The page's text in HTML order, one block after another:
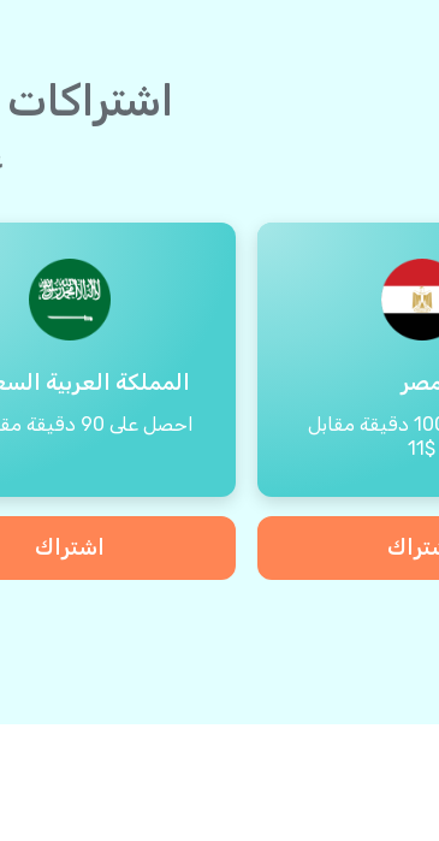
احصل على 100 دقيقة مقابل
$11
المملكة العربية
احصل على 90 دقيقة مقابل $9
اشتراك